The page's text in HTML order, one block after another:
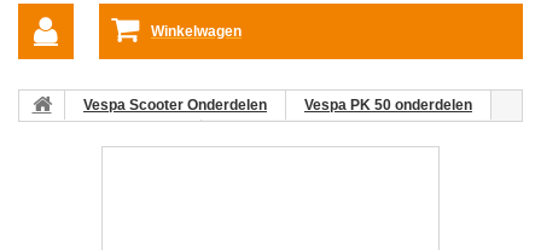
Winkelwagen
Vespa Scooter Onderdelen
Vespa PK 50 onderdelen